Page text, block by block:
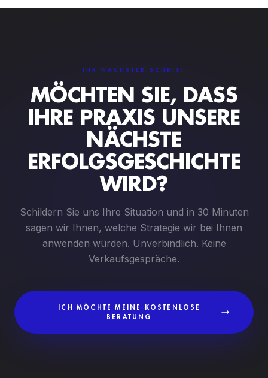
IHR NÄCHSTER SCHRITT
MÖCHTEN SIE, DASS
IHRE PRAXIS UNSERE
NÄCHSTE
ERFOLGSGESCHICHTE
WIRD?
Schildern Sie uns Ihre Situation und in 30 Minuten
sagen wir Ihnen, welche Strategie wir bei Ihnen
anwenden würden. Unverbindlich. Keine
Verkaufsgespräche.
ICH MÖCHTE MEINE KOSTENLOSE
BERATUNG